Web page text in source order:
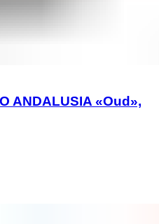
ANDALUSIA «Oud»,